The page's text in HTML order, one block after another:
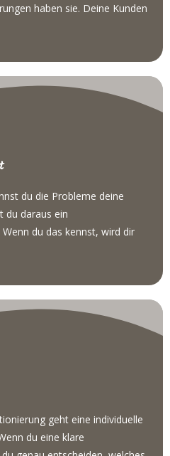
haben sie. Deine Kunden
du die Probleme deine
du daraus ein
du das kennst, wird dir
geht eine individuelle
du eine klare